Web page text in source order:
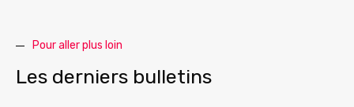
Pour aller plus loin
Les derniers bulletins